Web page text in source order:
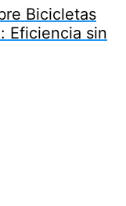
Bicicletas
Eficiencia sin